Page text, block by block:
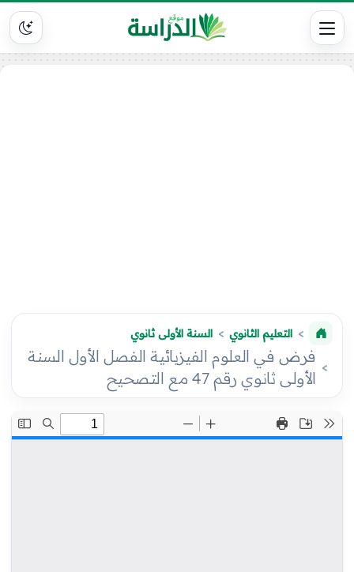
التعليم الثانوي السنة الأولى ثانوي
فرض في العلوم الفيزيائية الفصل الأول السنة
الأولى ثانوي رقم 47 مع التصحيح